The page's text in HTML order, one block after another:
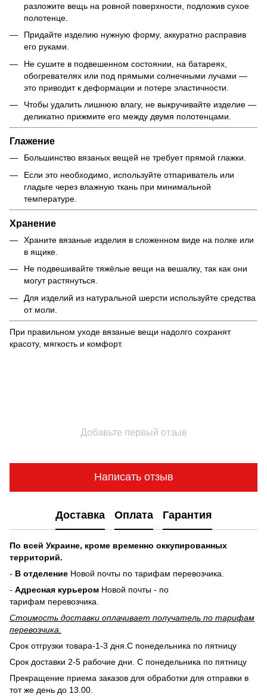
разложите вещь на ровной поверхности, подложив сухое
полотенце.
Придайте изделию нужную форму, аккуратно расправив
его руками.
Не сушите в подвешенном состоянии, на батареях,
обогревателях или под прямыми солнечными лучами —
это приводит к деформации и потере эластичности.
Чтобы удалить лишнюю влагу, не выкручивайте изделие —
деликатно прижмите его между двумя полотенцами.
Глажение
Большинство вязаных вещей не требует прямой глажки.
Если это необходимо, используйте отпариватель или
гладьте через влажную ткань при минимальной
температуре.
Хранение
Храните вязаные изделия в сложенном виде на полке или
в ящике.
Не подвешивайте тяжёлые вещи на вешалку, так как они
могут растянуться.
Для изделий из натуральной шерсти используйте средства
от моли.
При правильном уходе вязаные вещи надолго сохранят
красоту, мягкость и комфорт.
Добавьте первый отзыв
Написать отзыв
Доставка Оплата Гарантия
По всей Украине, кроме временно оккупированных
территорий.
- В отделение Новой почты по тарифам перевозчика.
- Адресная курьером Новой почты - по
тарифам перевозчика.
Стоимость доставки оплачивает получатель по тарифам
перевозчика.
Срок отгрузки товара-1-3 дня.С понедельника по пятницу
Срок доставки 2-5 рабочие дни. С понедельника по пятницу
Прекращение приема заказов для обработки для отправки в
тот же день до 13.00.